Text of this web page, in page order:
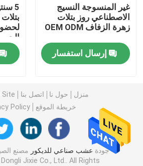
بتلات الزهور الاصطناعية
كرة زهرة اصطناعية
نباتات الزينة الاصطناعية
الحلي الزخرفية
حصيرة طحلب اصطناعي
غير المنسوجة النسيج
الاصطناعي روز بتلات
زهرة الزفاف OEM ODM
إرسال استفسار
الحب
منزل حول نا اتصل بنا
Site
خريطة الموقع
Policy
جودة عشب صناعي للديكور
Jixie Co., Ltd.. All Rights